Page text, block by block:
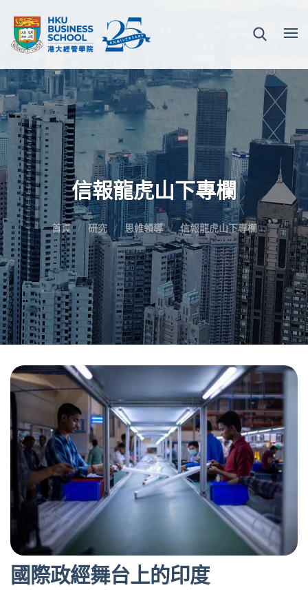
信報龍虎山下專欄
首頁 研究 思維領導 信報龍虎山下專欄
國際政經舞台上的印度